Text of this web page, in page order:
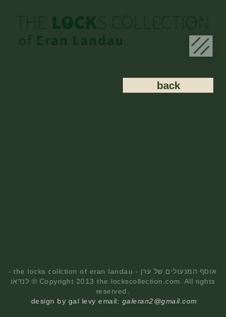
back
- the locks collction of eran landau - אוסף המנעולים של ערן
לנדאו © Copyright 2013 the lockscollection.com. All rights
reserved.
design by gal levy email: galeran2@gmail.com